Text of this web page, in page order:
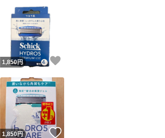
このユーザーはYahoo!フリマの取引を完了させた実績がありま
このユーザーは他フリマサービスでの取引実績があります
あり、発送を保証しているものではありません
このユーザーは高頻度で24時間以内＆設定した発送日数内に
1回 です
出品ページへ
キャンセル
ね！
1,850円
ね！
1,850円